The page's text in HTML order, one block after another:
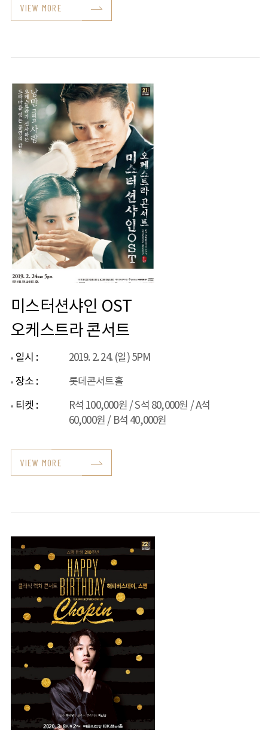
VIEW MORE
미스터션샤인 OST
오케스트라 콘서트
일시 :
2019. 2. 24. (일) 5PM
장소 :
롯데콘서트홀
티켓 :
R석 100,000원 / S석 80,000원 / A석
60,000원 / B석 40,000원
VIEW MORE